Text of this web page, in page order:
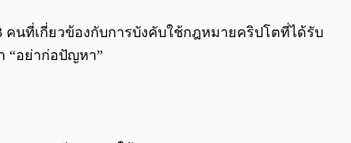
คนที่เกี่ยวข้องกับการบังคับใช้กฎหมายคริปโตที่ได้รับ
“อย่าก่อปัญหา”